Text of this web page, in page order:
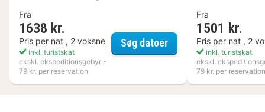
Fra
1638 kr.
Pris per nat , 2 voksne
inkl. turistskat
ekskl. ekspeditionsgebyr -
79 kr. per reservation
Søg datoerKosta Boda Art Hotel
Fra
1501 kr.
Pris per nat , 2
inkl. turistskat
ekskl.
79 kr. per reservation